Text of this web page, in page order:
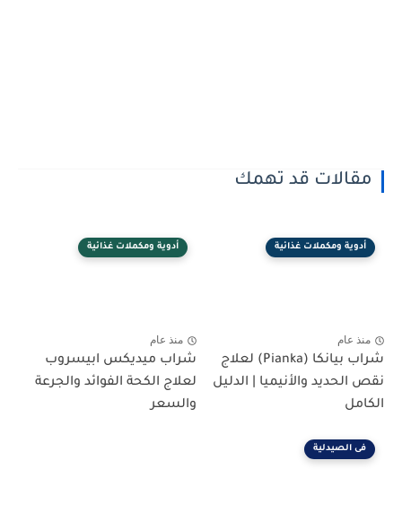
مقالات قد تهمك
أدوية ومكملات غذائية
منذ عام
شراب بيانكا (Pianka) لعلاج
نقص الحديد والأنيميا | الدليل
الكامل
أدوية ومكملات غذائية
منذ عام
شراب ميديكس ابيسروب
لعلاج الكحة الفوائد والجرعة
والسعر
فى الصيدلية